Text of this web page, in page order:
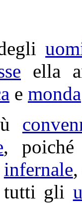
ella
e monda
,
infernale
tutti gli